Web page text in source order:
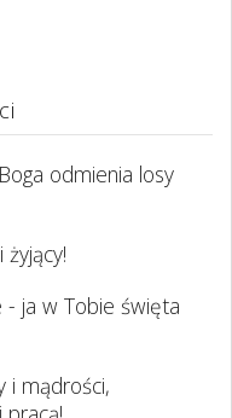
odmienia losy
- ja w Tobie święta
i mądrości,